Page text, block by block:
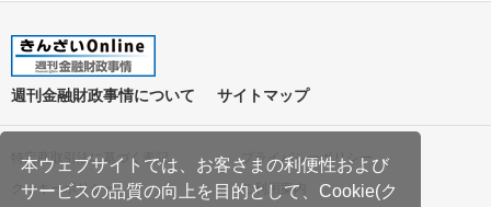
本ウェブサイトでは、お客さまの利便性および
サービスの品質の向上を目的として、Cookie(ク
週刊金融財政事情について サイトマップ
特定商取引法に基づく表記
プライバシーポリシー
クッキーポリシー
ご利用案内